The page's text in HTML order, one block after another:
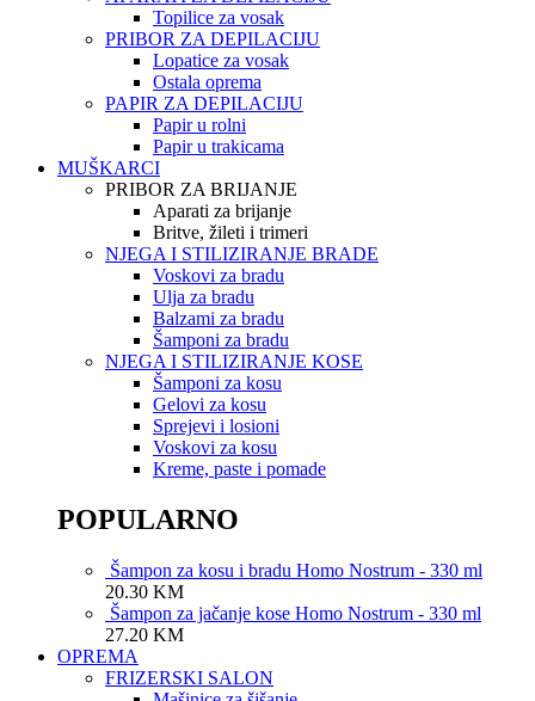
Topilice za vosak
PRIBOR ZA DEPILACIJU
Lopatice za vosak
Ostala oprema
PAPIR ZA DEPILACIJU
Papir u rolni
Papir u trakicama
MUŠKARCI
PRIBOR ZA BRIJANJE
Aparati za brijanje
Britve, žileti i trimeri
NJEGA I STILIZIRANJE BRADE
Voskovi za bradu
Ulja za bradu
Balzami za bradu
Šamponi za bradu
NJEGA I STILIZIRANJE KOSE
Šamponi za kosu
Gelovi za kosu
Sprejevi i losioni
Voskovi za kosu
Kreme, paste i pomade
POPULARNO
Šampon za kosu i bradu Homo Nostrum - 330 ml
20.30 KM
Šampon za jačanje kose Homo Nostrum - 330 ml
27.20 KM
OPREMA
FRIZERSKI SALON